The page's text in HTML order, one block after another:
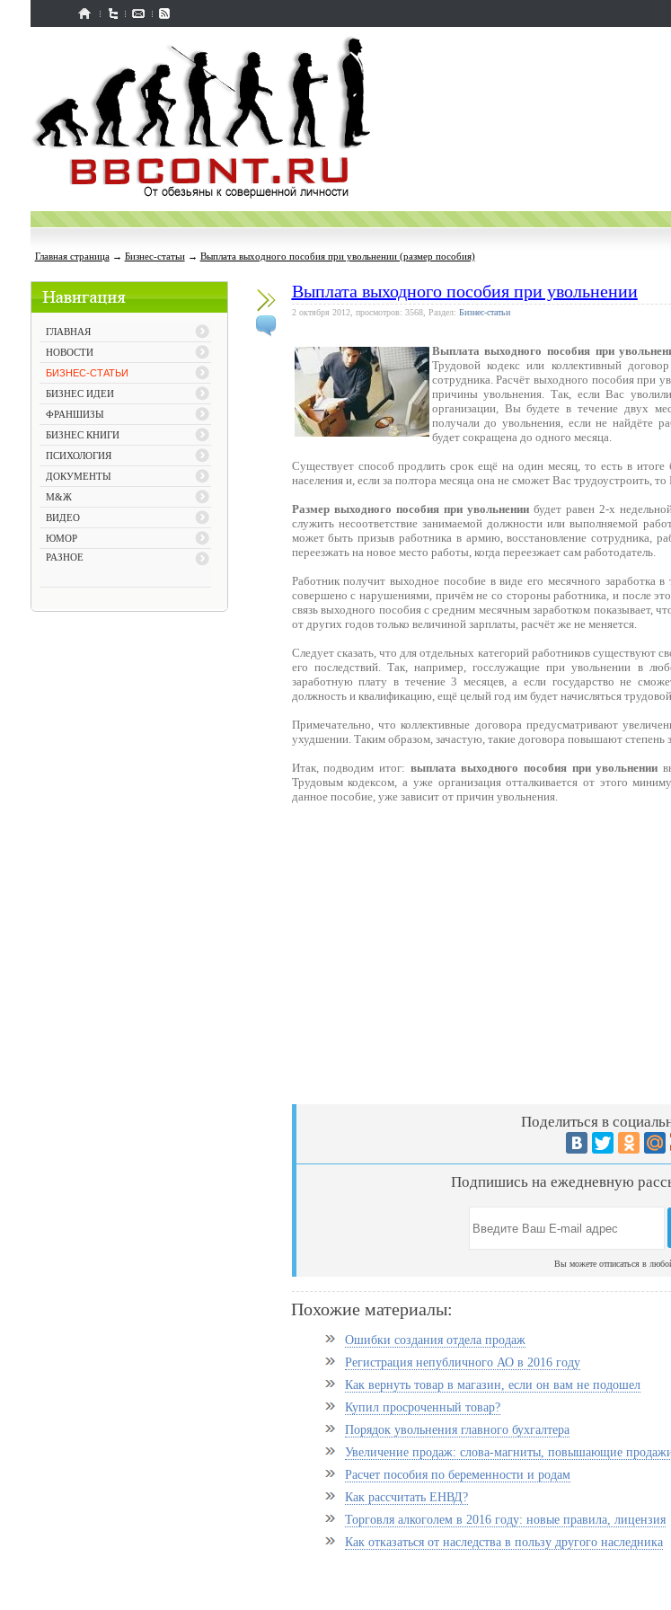
Главная страница→ Бизнес-статьи→ Выплата выходного пособия при увольнении (размер пособия)
ГЛАВНАЯ
НОВОСТИ
БИЗНЕС-СТАТЬИ
БИЗНЕС ИДЕИ
ФРАНШИЗЫ
БИЗНЕС КНИГИ
ПСИХОЛОГИЯ
ДОКУМЕНТЫ
М&Ж
ВИДЕО
ЮМОР
РАЗНОЕ
Выплата выходного пособия при увольнении
2 октября 2012, просмотров: 3568, Раздел: Бизнес-статьи
Выплата выходного пособия при
Трудовой кодекс или коллективный
сотрудника. Расчёт выходного пособия при
причины увольнения. Так, если Вас
организации, Вы будете в течение двух
получали до увольнения, если не найдёте
будет сокращена до одного месяца.
Существует способ продлить срок ещё на один месяц, то есть в итоге
населения и, если за полтора месяца она не сможет Вас трудоустроить,
Размер выходного пособия при увольнениибудет равен 2-х
служить несоответствие занимаемой должности или выполняемой
может быть призыв работника в армию, восстановление сотрудника,
переезжать на новое место работы, когда переезжает сам работодатель.
Работник получит выходное пособие в виде его месячного заработка
совершено с нарушениями, причём не со стороны работника, и после
связь выходного пособия с средним месячным заработком показывает,
от других годов только величиной зарплаты, расчёт же не меняется.
Следует сказать, что для отдельных категорий работников существуют
его последствий. Так, например, госслужащие при увольнении в
заработную плату в течение 3 месяцев, а если государство не
должность и квалификацию, ещё целый год им будет начисляться
Примечательно, что коллективные договора предусматривают
ухудшении. Таким образом, зачастую, такие договора повышают степень
Итак, подводим итог: выплата выходного пособия при увольнении
Трудовым кодексом, а уже организация отталкивается от этого
данное пособие, уже зависит от причин увольнения.
Поделиться в
Подпишись на ежедневную
Вы можете отписаться в
Похожие материалы:
Ошибки создания отдела продаж
Регистрация непубличного АО в 2016 году
Как вернуть товар в магазин, если он вам не подошел
Купил просроченный товар?
Порядок увольнения главного бухгалтера
Увеличение продаж: слова-магниты, повышающие
Расчет пособия по беременности и родам
Как рассчитать ЕНВД?
Торговля алкоголем в 2016 году: новые правила, лицензия
Как отказаться от наследства в пользу другого наследника